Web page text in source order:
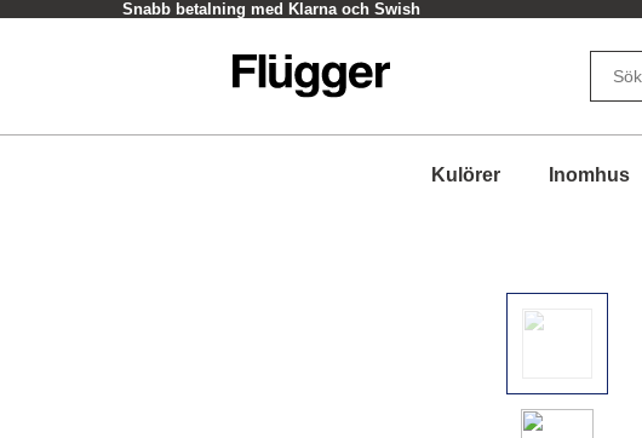
Snabb betalning med Klarna och Swish
Kulörer Inomhus